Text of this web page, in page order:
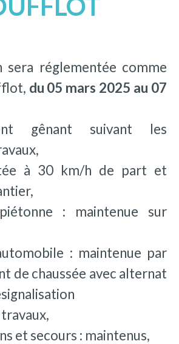
sera réglementée comme
du 05 mars 2025 au 07
gênant suivant les
à 30 km/h de part et
: maintenue sur
: maintenue par
de chaussée avec alternat
et secours : maintenus,